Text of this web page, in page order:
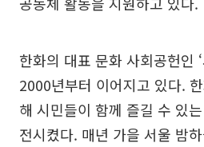
한화의 대표 문화 사회공헌인
2000년부터 이어지고 있다.
해 시민들이 함께 즐길 수 있
전시켰다. 매년 가을 서울 밤